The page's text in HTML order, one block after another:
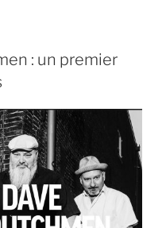
: un premier